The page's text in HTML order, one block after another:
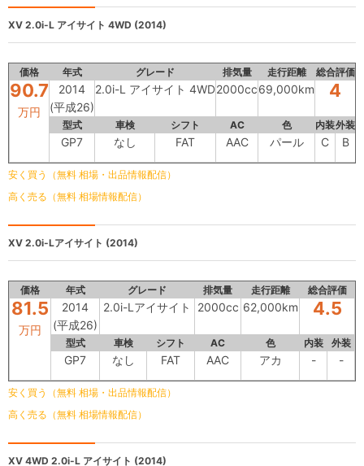
XV 2.0i-L アイサイト 4WD (2014)
価格 年式 グレード 排気量 走行距離 総合評価
90.7
万円
2014
(平成26)
2.0i-L アイサイト 4WD2000cc69,000km 4
型式 車検 シフト AC 色 内装外装
GP7 なし FAT AAC パール C B
安く買う（無料 相場・出品情報配信）
高く売る（無料 相場情報配信）
XV 2.0i-Lアイサイト (2014)
価格 年式 グレード 排気量 走行距離 総合評価
81.5
万円
2014
(平成26)
2.0i-Lアイサイト 2000cc 62,000km 4.5
型式 車検 シフト AC 色 内装 外装
GP7 なし FAT AAC アカ - -
安く買う（無料 相場・出品情報配信）
高く売る（無料 相場情報配信）
XV 4WD 2.0i-L アイサイト (2014)